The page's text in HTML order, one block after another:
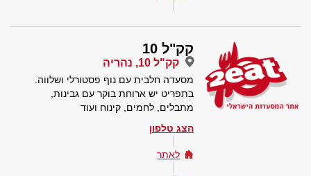
קק"ל 10
קק"ל 10, נהריה
מסעדה חלבית עם נוף פסטורלי ושלווה.
בתפריט יש ארוחת בוקר עם גבינות,
מתבלים, לחמים, קינוח ועוד
הצג טלפון
לאתר